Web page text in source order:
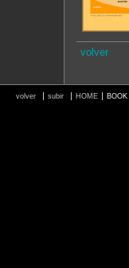
volver
volver subir HOME BOOK